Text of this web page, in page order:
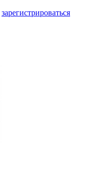
зарегистрироваться